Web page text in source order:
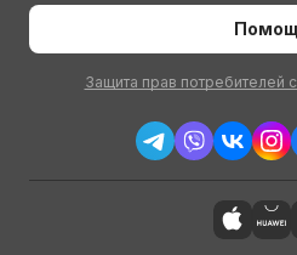
Защита прав потребителей